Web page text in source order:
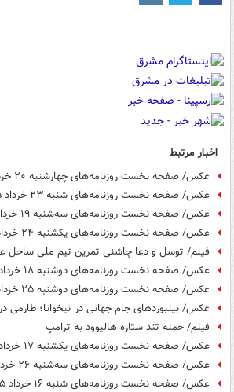
اخبار مرتبط
عکس/ صفحه نخست روزنامه‌های چهارشنبه ۲۰ خرداد ۱۴۰۵
عکس/ صفحه نخست روزنامه‌های ‌شنبه ۲۳ خرداد ۱۴۰۵
عکس/ صفحه نخست روزنامه‌های سه‌شنبه ۱۹ خرداد ۱۴۰۵
عکس/ صفحه نخست روزنامه‌های یکشنبه ۲۴ خرداد ۱۴۰۵
فیلم/ توسل و دعا چاشنی تمرین تیم ملی ساحل
عکس/ صفحه نخست روزنامه‌های دوشنبه ۱۸ خرداد ۱۴۰۵
عکس/ صفحه نخست روزنامه‌های دوشنبه ۲۵ خرداد ۱۴۰۵
عکس/ بیلبوردهای جام جهانی در تیخوانا؛ طارمی در
فیلم/ حمله تند ستاره هالیوود به ترامپ
عکس/ صفحه نخست روزنامه‌های یکشنبه ۱۷ خرداد ۱۴۰۵
عکس/ صفحه نخست روزنامه‌های سه‌شنبه ۲۶ خرداد ۱۴۰۵
عکس/ صفحه نخست روزنامه‌های ‌شنبه ۱۶ خرداد ۱۴۰۵